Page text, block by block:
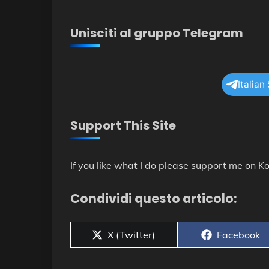
Unisciti al gruppo Telegram
Italian
Support This Site
If you like what I do please support me on
Condividi questo articolo:
Share
on
X (Twitter)
Share
Facebook